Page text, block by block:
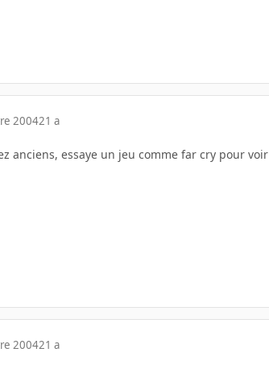
200421 a
anciens, essaye un jeu comme far cry pour
200421 a